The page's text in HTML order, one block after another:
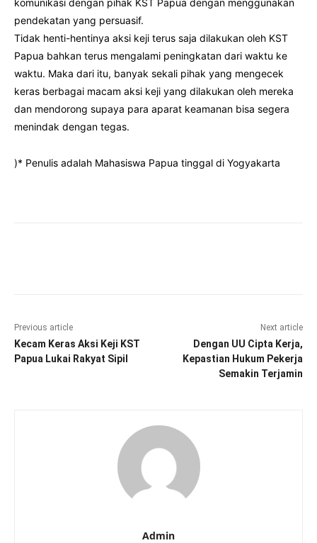
pendekatan yang persuasif.
Tidak henti-hentinya aksi keji terus saja dilakukan oleh KST
Papua bahkan terus mengalami peningkatan dari waktu ke
waktu. Maka dari itu, banyak sekali pihak yang mengecek
keras berbagai macam aksi keji yang dilakukan oleh mereka
dan mendorong supaya para aparat keamanan bisa segera
menindak dengan tegas.
)* Penulis adalah Mahasiswa Papua tinggal di Yogyakarta
Previous article
Kecam Keras Aksi Keji KST
Papua Lukai Rakyat Sipil
Next article
Dengan UU Cipta Kerja,
Kepastian Hukum Pekerja
Semakin Terjamin
Admin